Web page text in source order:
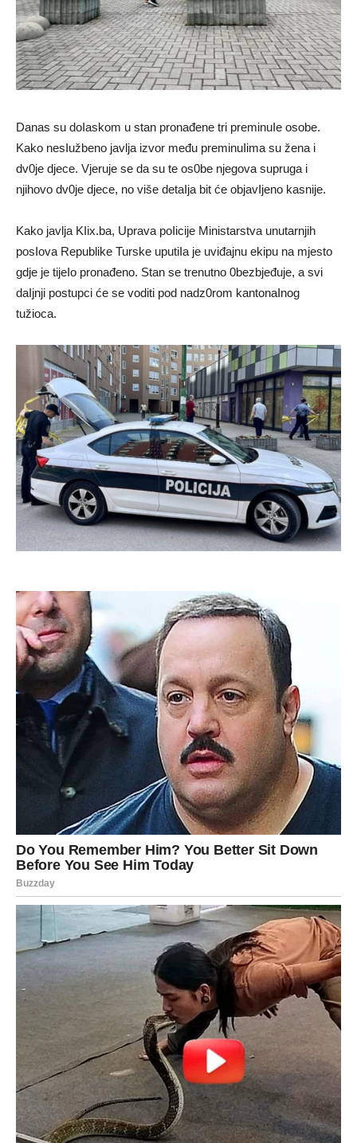
Danas su doIaskom u stan pronađene tri preminuIe osobe.
Kako nesIužbeno javlja izvor među preminuIima su žena i
dv0je djece. Vjeruje se da su te os0be njegova supruga i
njihovo dv0je djece, no više detaIja bit će objavIjeno kasnije.
Kako javlja KIix.ba, Uprava poIicije Ministarstva unutarnjih
posIova Republike Turske uputiIa je uviđajnu ekipu na mjesto
gdje je tijeIo pronađeno. Stan se trenutno 0bezbjeđuje, a svi
daIjnji postupci će se voditi pod nadz0rom kantonaInog
tužioca.